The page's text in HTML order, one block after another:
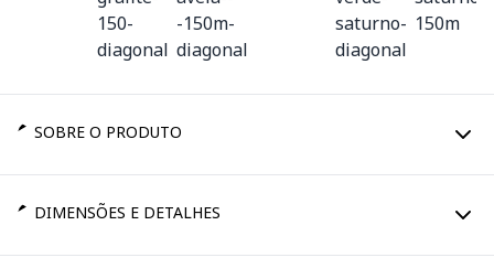
SOBRE O PRODUTO
DIMENSÕES E DETALHES